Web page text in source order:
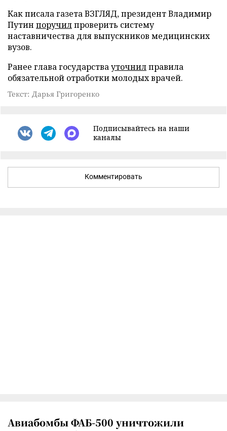
Как писала газета ВЗГЛЯД, президент Владимир
Путин поручилпроверить систему
наставничества для выпускников медицинских
вузов.
Ранее глава государствауточнилправила
обязательной отработки молодых врачей.
Текст: Дарья Григоренко
Подписывайтесь на наши
каналы
Комментировать
Авиабомбы ФАБ-500 уничтожили